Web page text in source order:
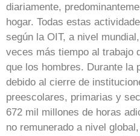
diariamente,
hogar. Todas estas
según la OIT, a nivel
veces más tiempo al trabajo
que los hombres. Durante la
debido al cierre de
preescolares, primarias y
672 mil millones de horas
no remunerado a nivel